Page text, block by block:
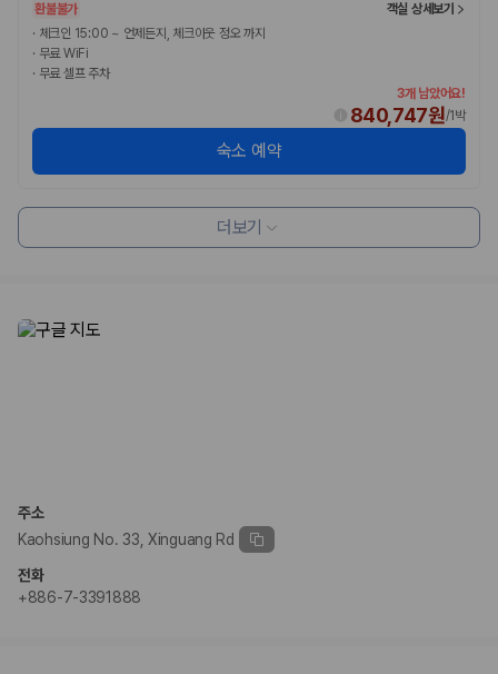
환불불가
객실 상세보기
· 체크인 15:00 ~ 언제든지, 체크아웃 정오 까지
· 무료 WiFi
· 무료 셀프 주차
3개 남았어요!
840,747원/1박
숙소 예약
더보기
주소
Kaohsiung No. 33, Xinguang Rd
전화
+886-7-3391888